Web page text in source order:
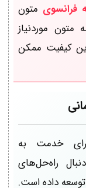
فرانسوی متون
موردنیاز
کیفیت ممکن
برای خدمت به
راه‌حل‌های
توسعه داده است.